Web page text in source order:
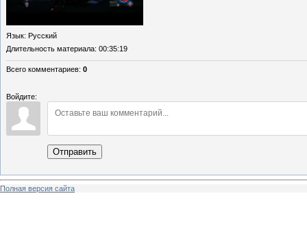
Язык: Русский
Длительность материала: 00:35:19
Всего комментариев: 0
Войдите:
Отправить
Полная версия сайта